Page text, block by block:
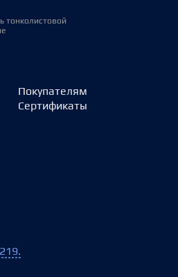
тонколистовой
Покупателям
Сертификаты